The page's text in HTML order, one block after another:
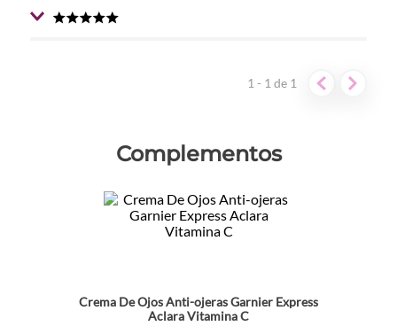
semanas y se ven los resultados. Vale la pena comprarlo
1 - 1de 1
Complementos
Crema De Ojos Anti-ojeras Garnier Express
Aclara Vitamina C